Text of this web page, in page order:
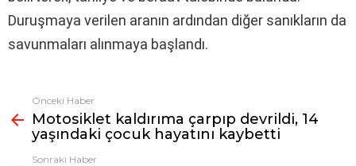
Duruşmaya verilen aranın ardından diğer sanıkların da
savunmaları alınmaya başlandı.
Fazlasına
bak
Önceki Haber
Motosiklet kaldırıma çarpıp devrildi, 14
yaşındaki çocuk hayatını kaybetti
Sonraki Haber